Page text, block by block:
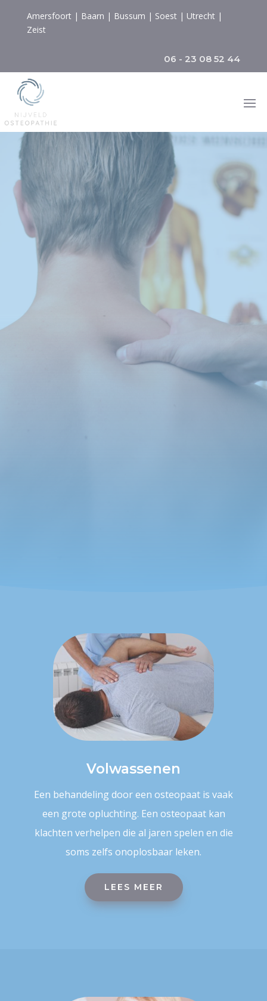
Amersfoort| Baarn | Bussum | Soest| Utrecht|
Zeist
06 - 23 08 52 44
Osteopathie in
Hilversum
Ervaart u problemen met de
beweeglijkheid van uw lichaam of
kampt u met onverklaarbare klachten?
Dan kunnen wij bij Praktijk voor
Osteopathie Landgoed Zonnestraal u
wellicht helpen. Als osteopaat vullen wij
de reguliere zorg aan en gaan wij samen
Volwassenen
Een behandeling door een osteopaat is vaak
een grote opluchting. Een osteopaat kan
klachten verhelpen die al jaren spelen en die
soms zelfs onoplosbaar leken.
LEES MEER